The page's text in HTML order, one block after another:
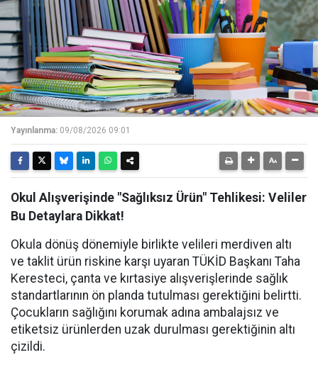
Yayınlanma: 09/08/2026 09:01
Okul Alışverişinde "Sağlıksız Ürün" Tehlikesi: Veliler
Bu Detaylara Dikkat!
Okula dönüş dönemiyle birlikte velileri merdiven altı
ve taklit ürün riskine karşı uyaran TÜKİD Başkanı Taha
Keresteci, çanta ve kırtasiye alışverişlerinde sağlık
standartlarının ön planda tutulması gerektiğini belirtti.
Çocukların sağlığını korumak adına ambalajsız ve
etiketsiz ürünlerden uzak durulması gerektiğinin altı
çizildi.